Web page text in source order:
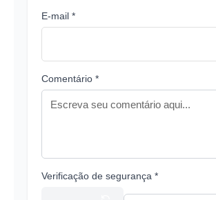
E-mail *
Comentário *
Verificação de segurança *